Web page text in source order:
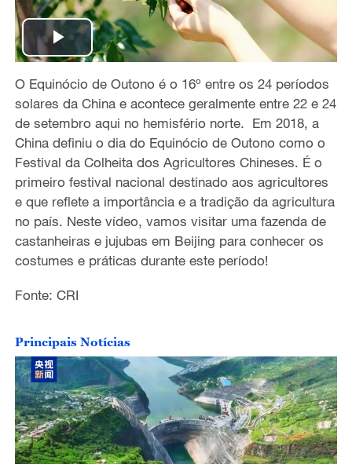
P
l
a
y
V
i
d
e
o
O Equinócio de Outono é o 16º entre os 24 períodos
solares da China e acontece geralmente entre 22 e 24
de setembro aqui no hemisfério norte. Em 2018, a
China definiu o dia do Equinócio de Outono como o
Festival da Colheita dos Agricultores Chineses. É o
primeiro festival nacional destinado aos agricultores
e que reflete a importância e a tradição da agricultura
no país. Neste vídeo, vamos visitar uma fazenda de
castanheiras e jujubas em Beijing para conhecer os
costumes e práticas durante este período!
Fonte: CRI
Principais Notícias